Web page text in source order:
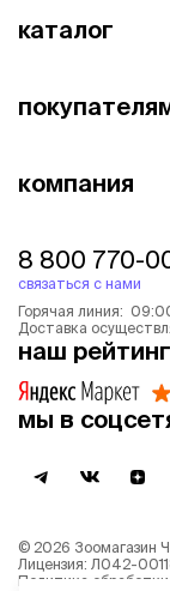
каталог
компания
8 800 770-
связаться с нами
Горячая линия:
Доставка
наш рейтинг
мы в
© 2026 Зоомагазин
Лицензия: Л042-
Политика